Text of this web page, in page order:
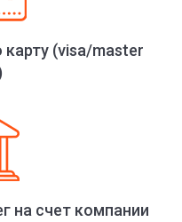
(visa/master
на счет компании